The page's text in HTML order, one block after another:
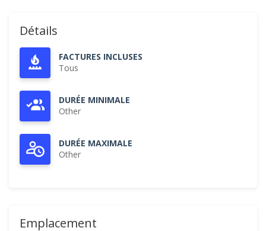
Détails
FACTURES INCLUSES
Tous
DURÉE MINIMALE
Other
DURÉE MAXIMALE
Other
Emplacement